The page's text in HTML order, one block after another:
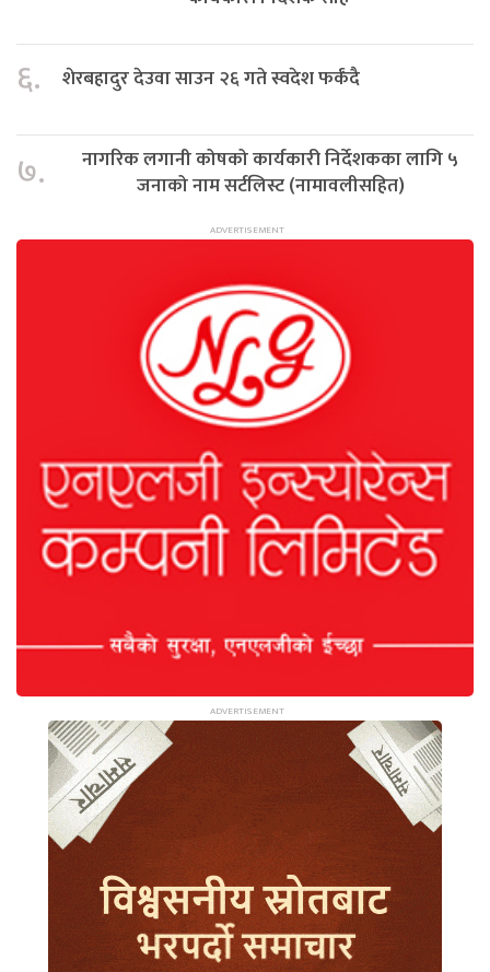
६. शेरबहादुर देउवा साउन २६ गते स्वदेश फर्कंदै
७.
नागरिक लगानी कोषको कार्यकारी निर्देशकका लागि ५
जनाको नाम सर्टलिस्ट (नामावलीसहित)